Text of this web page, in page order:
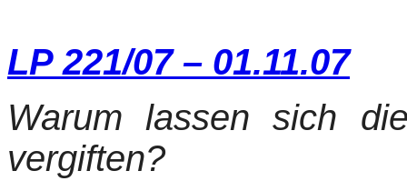
LP 221/07 – 01.11.07
Warum lassen sich
vergiften?